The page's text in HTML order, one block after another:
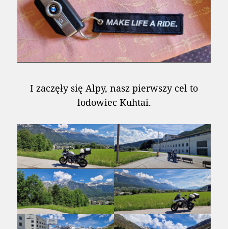
I zaczęły się Alpy, nasz pierwszy cel to
lodowiec Kuhtai.